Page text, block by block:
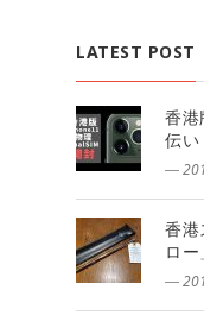
LATEST POST
香
伝い
―
香港
ロー
―